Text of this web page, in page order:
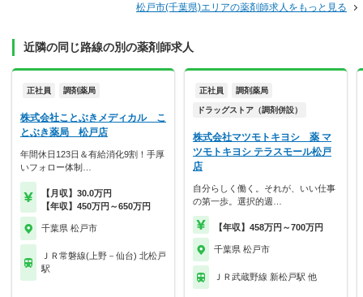
松戸市(千葉県)エリアの薬剤師求人をもっと見る
近隣の同じ路線の別の薬剤師求人
正社員 調剤薬局
株式会社ことぶきメディカル こ
とぶき薬局 松戸店
年間休日123日＆有給消化9割！手厚
いフォロー体制…
【月収】30.0万円
【年収】450万円～650万円
千葉県 松戸市
ＪＲ常磐線(上野－仙台) 北松戸
駅
正社員 調剤薬局
ドラッグストア（調剤併設）
株式会社マツモトキヨシ 薬 マ
ツモトキヨシ テラスモール松戸
店
自分らしく働く。それが、いい仕事
の第一歩。選択的週…
【年収】458万円～700万円
千葉県 松戸市
ＪＲ武蔵野線 新松戸駅 他